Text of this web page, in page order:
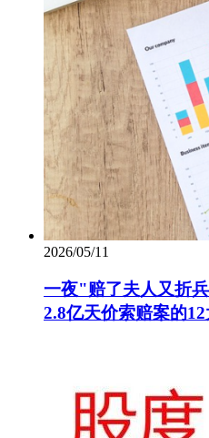
2026/05/11
一夜"赔了夫人又折
2.8亿天价索赔案的